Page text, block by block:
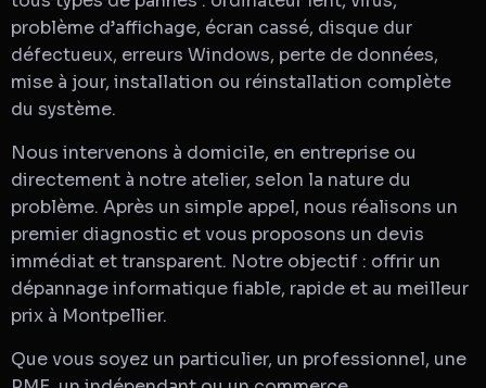
problème d’affichage, écran cassé, disque dur
défectueux, erreurs Windows, perte de données,
mise à jour, installation ou réinstallation complète
du système.
Nous intervenons à domicile, en entreprise ou
directement à notre atelier, selon la nature du
problème. Après un simple appel, nous réalisons un
premier diagnostic et vous proposons un devis
immédiat et transparent. Notre objectif : offrir un
dépannage informatique fiable, rapide et au meilleur
prix à Montpellier.
Que vous soyez un particulier, un professionnel, une